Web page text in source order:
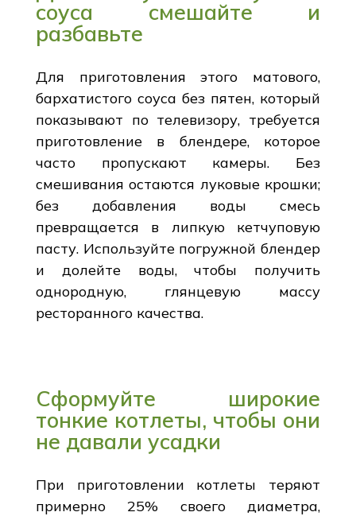
соуса смешайте и
разбавьте
Для приготовления этого матового,
бархатистого соуса без пятен, который
показывают по телевизору, требуется
приготовление в блендере, которое
часто пропускают камеры. Без
смешивания остаются луковые крошки;
без добавления воды смесь
превращается в липкую кетчуповую
пасту. Используйте погружной блендер
и долейте воды, чтобы получить
однородную, глянцевую массу
ресторанного качества.
Сформуйте широкие
тонкие котлеты, чтобы они
не давали усадки
При приготовлении котлеты теряют
примерно 25% своего диаметра,